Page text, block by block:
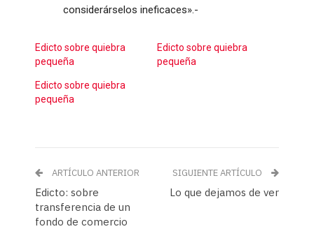
considerárselos ineficaces».-
Edicto sobre quiebra
pequeña
Edicto sobre quiebra
pequeña
Edicto sobre quiebra
pequeña
ARTÍCULO ANTERIOR
Edicto: sobre
transferencia de un
fondo de comercio
SIGUIENTE ARTÍCULO
Lo que dejamos de ver